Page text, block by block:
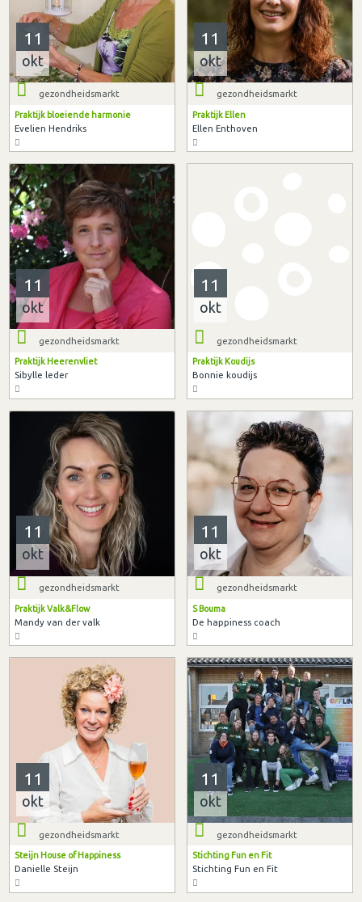
11
okt
gezondheidsmarkt
Praktijk bloeiende harmonie
Evelien Hendriks
11
okt
gezondheidsmarkt
Praktijk Ellen
Ellen Enthoven
11
okt
gezondheidsmarkt
Praktijk Heerenvliet
Sibylle leder
11
okt
gezondheidsmarkt
Praktijk Koudijs
Bonnie koudijs
11
okt
gezondheidsmarkt
Praktijk Valk&Flow
Mandy van der valk
11
okt
gezondheidsmarkt
S Bouma
De happiness coach
11
okt
gezondheidsmarkt
Steijn House of Happiness
Danielle Steijn
11
okt
gezondheidsmarkt
Stichting Fun en Fit
Stichting Fun en Fit